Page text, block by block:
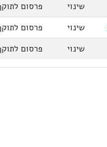
שינוי
פרסום לתוקף
שינוי
פרסום לתוקף
שינוי פרסום לתוקף